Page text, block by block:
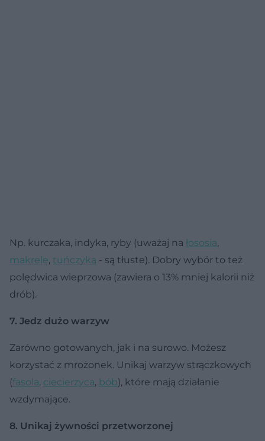
Np. kurczaka, indyka, ryby (uważaj na łososia,
makrelę, tuńczyka - są tłuste). Dobry wybór to też
polędwica wieprzowa (zawiera o 13% mniej kalorii niż
drób).
7. Jedz dużo warzyw
Zarówno gotowanych, jak i na surowo. Możesz
korzystać z mrożonek. Unikaj warzyw strączkowych
(fasola, ciecierzyca, bób), które mają działanie
wzdymające.
8. Unikaj żywności przetworzonej